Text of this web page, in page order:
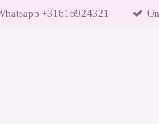
+31616924321